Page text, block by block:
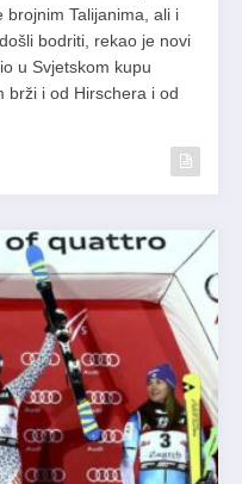
brojnim Talijanima, ali i
bodriti, rekao je novi
u Svjetskom kupu
brži i od Hirschera i od